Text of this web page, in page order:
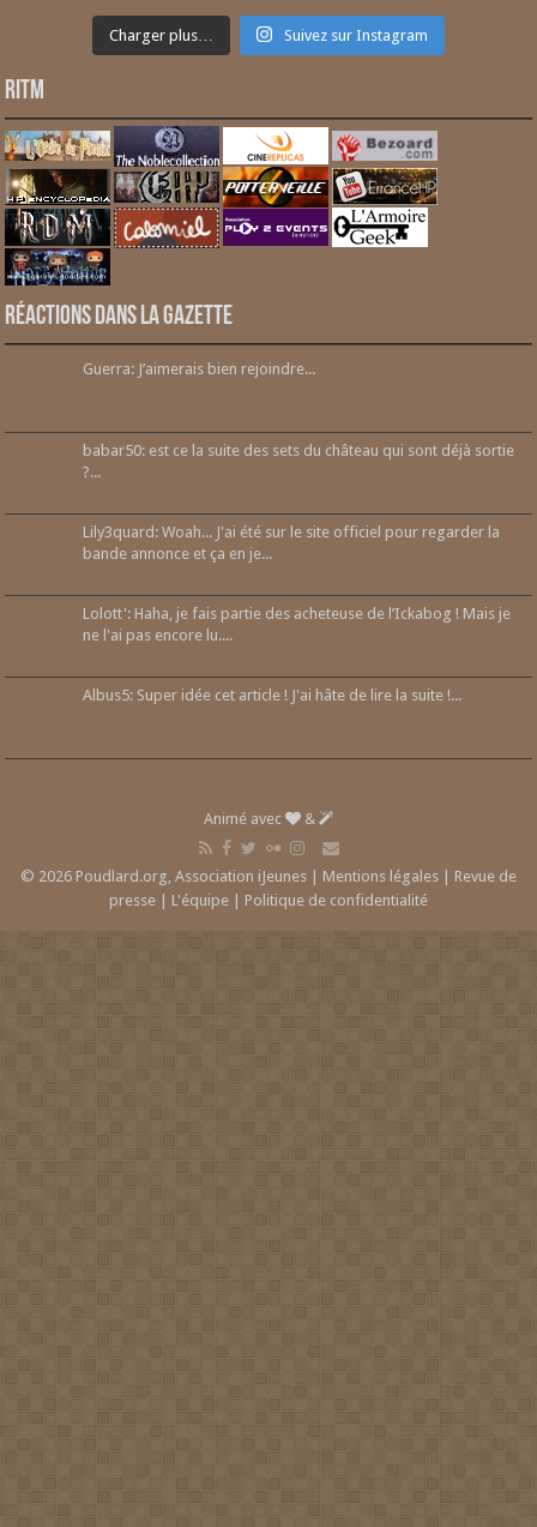
Charger plus… Suivez sur Instagram
RITM
Réactions dans la gazette
Guerra: J’aimerais bien rejoindre...
babar50: est ce la suite des sets du château qui sont déjà sortie
?...
Lily3quard: Woah... J'ai été sur le site officiel pour regarder la
bande annonce et ça en je...
Lolott': Haha, je fais partie des acheteuse de l’Ickabog ! Mais je
ne l'ai pas encore lu....
Albus5: Super idée cet article ! J'ai hâte de lire la suite !...
Animé avec &
© 2026 Poudlard.org, Association iJeunes | Mentions légales | Revue de
presse | L'équipe | Politique de confidentialité